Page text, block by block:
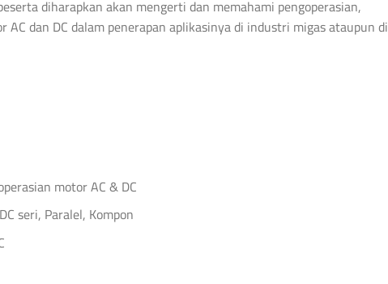
diharapkan akan mengerti dan memahami pengoperasian,
dan DC dalam penerapan aplikasinya di industri migas ataupun di
motor AC & DC
seri, Paralel, Kompon